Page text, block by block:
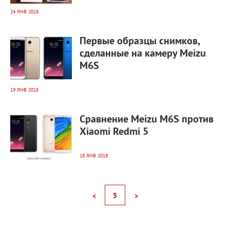
24 ЯНВ 2018
Первые образцы снимков,
сделанные на камеру Meizu
M6S
19 ЯНВ 2018
Сравнение Meizu M6S против
Xiaomi Redmi 5
18 ЯНВ 2018
< 5 >